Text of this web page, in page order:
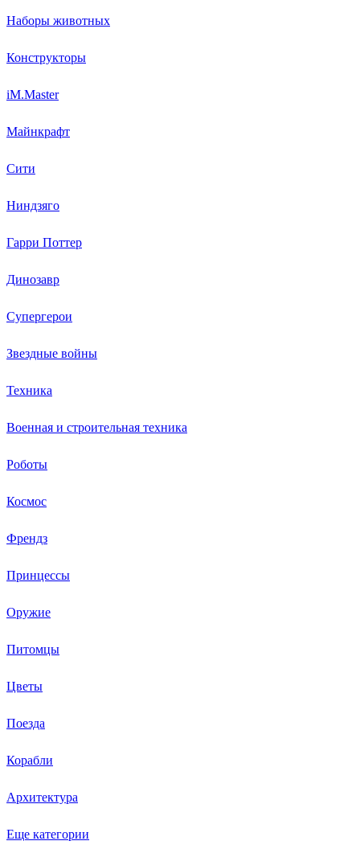
Наборы животных
Конструкторы
iM.Master
Майнкрафт
Сити
Ниндзяго
Гарри Поттер
Динозавр
Супергерои
Звездные войны
Техника
Военная и строительная техника
Роботы
Космос
Френдз
Принцессы
Оружие
Питомцы
Цветы
Поезда
Корабли
Архитектура
Еще категории